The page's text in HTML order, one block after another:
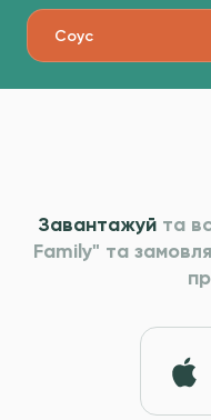
Соус
Завантажуй та
Family" та